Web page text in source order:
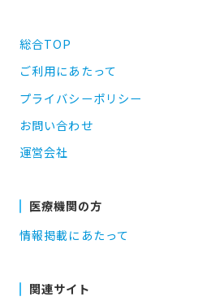
総合TOP
ご利用にあたって
プライバシーポリシー
お問い合わせ
運営会社
医療機関の方
情報掲載にあたって
関連サイト